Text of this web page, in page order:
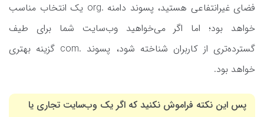
فضای غیرانتفاعی هستید، پسوند دامنه .org یک انتخاب مناسب
خواهد بود؛ اما اگر می‌خواهید وب‌سایت شما برای طیف
گسترده‌تری از کاربران شناخته شود، پسوند .com گزینه بهتری
خواهد بود.
پس این نکته فراموش نکنید که اگر یک وب‌سایت تجاری یا